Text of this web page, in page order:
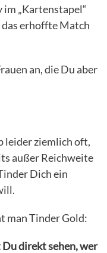
im „Kartenstapel“
erhoffte Match
an, die Du aber
leider ziemlich oft,
außer Reichweite
Dich ein
man Tinder Gold:
direkt sehen, wer